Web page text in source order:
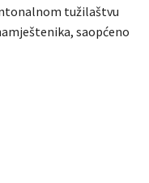
tužilaštvu
saopćeno